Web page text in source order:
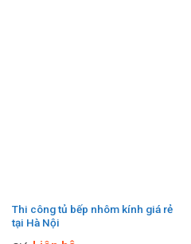
Thi công tủ bếp nhôm kính giá rẻ
tại Hà Nội